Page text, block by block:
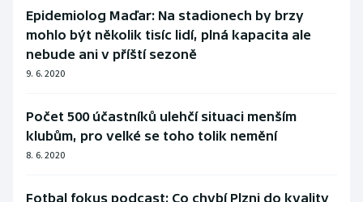
Vodní slalom
Volejbal
Ostatní
Epidemiolog Maďar: Na stadionech by brzy
mohlo být několik tisíc lidí, plná kapacita ale
nebude ani v příští sezoně
9. 6. 2020
Počet 500 účastníků ulehčí situaci menším
klubům, pro velké se toho tolik nemění
8. 6. 2020
Fotbal fokus podcast: Co chybí Plzni do kvality